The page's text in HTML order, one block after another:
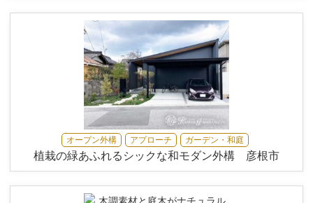
オープン外構 アプローチ ガーデン・和庭
植栽の緑あふれるシックな和モダン外構 彦根市